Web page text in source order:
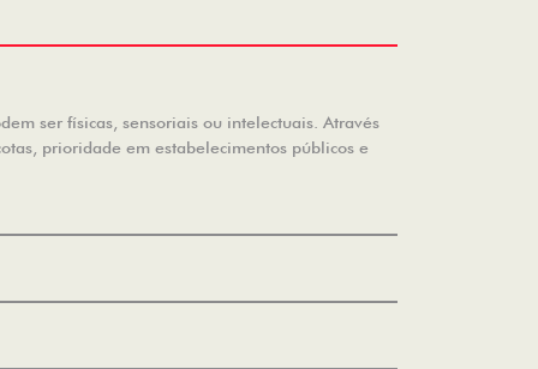
ser físicas, sensoriais ou intelectuais. Através
prioridade em estabelecimentos públicos e